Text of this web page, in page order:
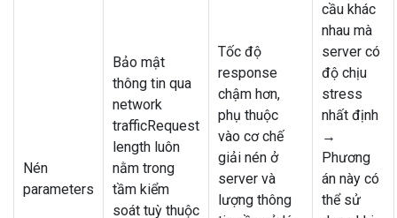
Nén
parameters
Bảo mật
thông tin qua
network
trafficRequest
length luôn
nằm trong
tầm kiểm
soát tuỳ thuộc
Tốc độ
response
chậm hơn,
phụ thuộc
vào cơ chế
giải nén ở
server và
lượng thông
cầu khác
nhau mà
server có
độ chịu
stress
nhất định
→
Phương
án này có
thể sử